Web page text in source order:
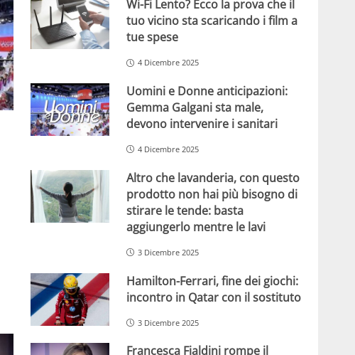
Wi-Fi Lento? Ecco la prova che il
tuo vicino sta scaricando i film a
tue spese
4 Dicembre 2025
Uomini e Donne anticipazioni:
Gemma Galgani sta male,
devono intervenire i sanitari
4 Dicembre 2025
Altro che lavanderia, con questo
prodotto non hai più bisogno di
stirare le tende: basta
aggiungerlo mentre le lavi
3 Dicembre 2025
Hamilton-Ferrari, fine dei giochi:
incontro in Qatar con il sostituto
3 Dicembre 2025
Francesca Fialdini rompe il